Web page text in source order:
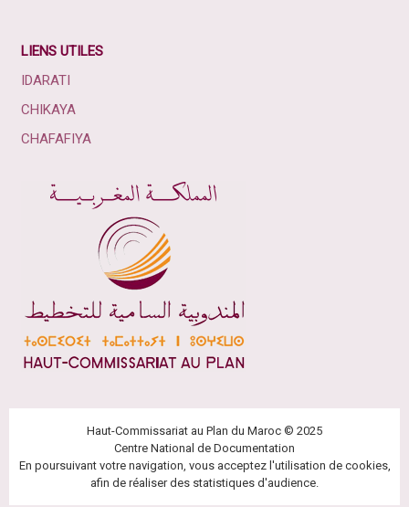
LIENS UTILES
IDARATI
CHIKAYA
CHAFAFIYA
Haut-Commissariat au Plan du Maroc © 2025
Centre National de Documentation
En poursuivant votre navigation, vous acceptez l'utilisation de cookies,
afin de réaliser des statistiques d'audience.